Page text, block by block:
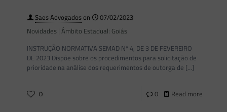
Saes Advogadoson
07/02/2023
Novidades | Âmbito Estadual: Goiás
INSTRUÇÃO NORMATIVA SEMAD Nº 4, DE 3 DE FEVEREIRO
DE 2023 Dispõe sobre os procedimentos para solicitação de
prioridade na análise dos requerimentos de outorga de […]
0 0 Read more